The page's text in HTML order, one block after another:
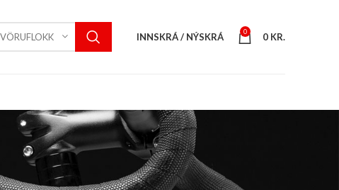
INNSKRÁ / NÝSKRÁ 0 0 KR.